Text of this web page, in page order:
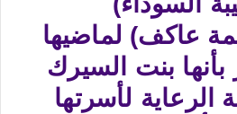
عاكف) لماضيها
بنت السيرك
الرعاية لأسرتها